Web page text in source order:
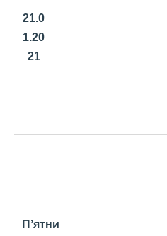
21.0
1.20
21
П’ятни